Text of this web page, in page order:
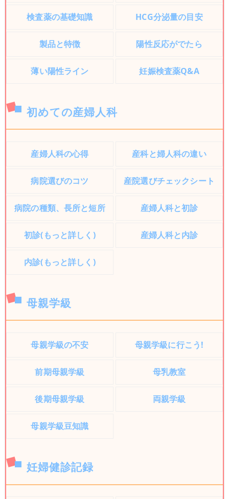
検査薬の基礎知識 HCG分泌量の目安
製品と特徴 陽性反応がでたら
薄い陽性ライン 妊娠検査薬Q&A
初めての産婦人科
産婦人科の心得 産科と婦人科の違い
病院選びのコツ 産院選びチェックシート
病院の種類、長所と短所 産婦人科と初診
初診(もっと詳しく) 産婦人科と内診
内診(もっと詳しく)
母親学級
母親学級の不安 母親学級に行こう!
前期母親学級 母乳教室
後期母親学級 両親学級
母親学級豆知識
妊婦健診記録